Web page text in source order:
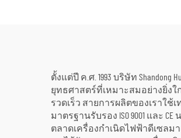
ตั้งแต่ปี ค.ศ. 1993 บริษัท
ยุทธศาสตร์ที่เหมาะสมอย่างยิ่งใ
รวดเร็ว สายการผลิตของเราใ
มาตรฐานรับรอง ISO 9001 และ
ตลาดเครื่องกำเนิดไฟฟ้าดีเซล